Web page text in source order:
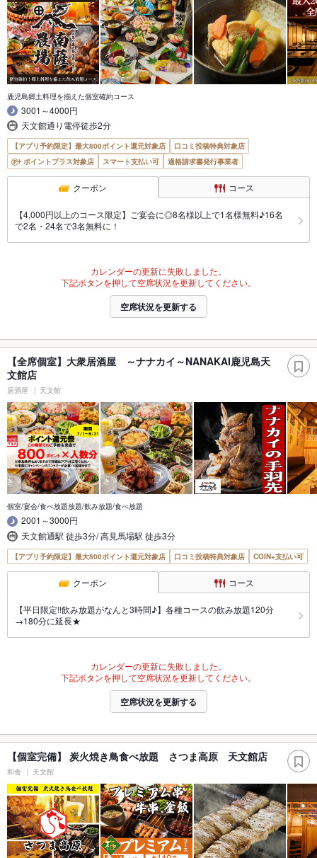
鹿児島郷土料理を揃えた個室確約コース
3001～4000円
天文館通り電停徒歩2分
【アプリ予約限定】最大800ポイント還元対象店
口コミ投稿特典対象店
ポイントプラス対象店
スマート支払い可 適格請求書発行事業者
クーポン コース
【4,000円以上のコース限定】ご宴会に◎8名様以上で1名様無料♪16名
で2名・24名で3名無料に！
カレンダーの更新に失敗しました。
下記ボタンを押して空席状況を更新してください。
空席状況を更新する
【全席個室】大衆居酒屋 ～ナナカイ～NANAKAI鹿児島天
文館店
居酒屋 天文館
個室/宴会/食べ放題放題/飲み放題/食べ放題
2001～3000円
天文館通駅 徒歩3分/ 高見馬場駅 徒歩3分
【アプリ予約限定】最大800ポイント還元対象店 口コミ投稿特典対象店 COIN+支払い可
クーポン コース
【平日限定!!飲み放題がなんと3時間♪】各種コースの飲み放題120分
→180分に延長★
カレンダーの更新に失敗しました。
下記ボタンを押して空席状況を更新してください。
空席状況を更新する
【個室完備】 炭火焼き鳥食べ放題 さつま高原 天文館店
和食 天文館